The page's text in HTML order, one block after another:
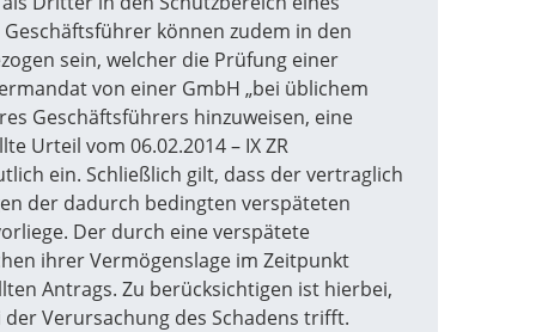
können zudem in den
sein, welcher die Prüfung einer
von einer GmbH „bei üblichem
Geschäftsführers hinzuweisen, eine
Urteil vom 06.02.2014 – IX ZR
ein. Schließlich gilt, dass der vertraglich
der dadurch bedingten verspäteten
Der durch eine verspätete
ihrer Vermögenslage im Zeitpunkt
Antrags. Zu berücksichtigen ist hierbei,
Verursachung des Schadens trifft.